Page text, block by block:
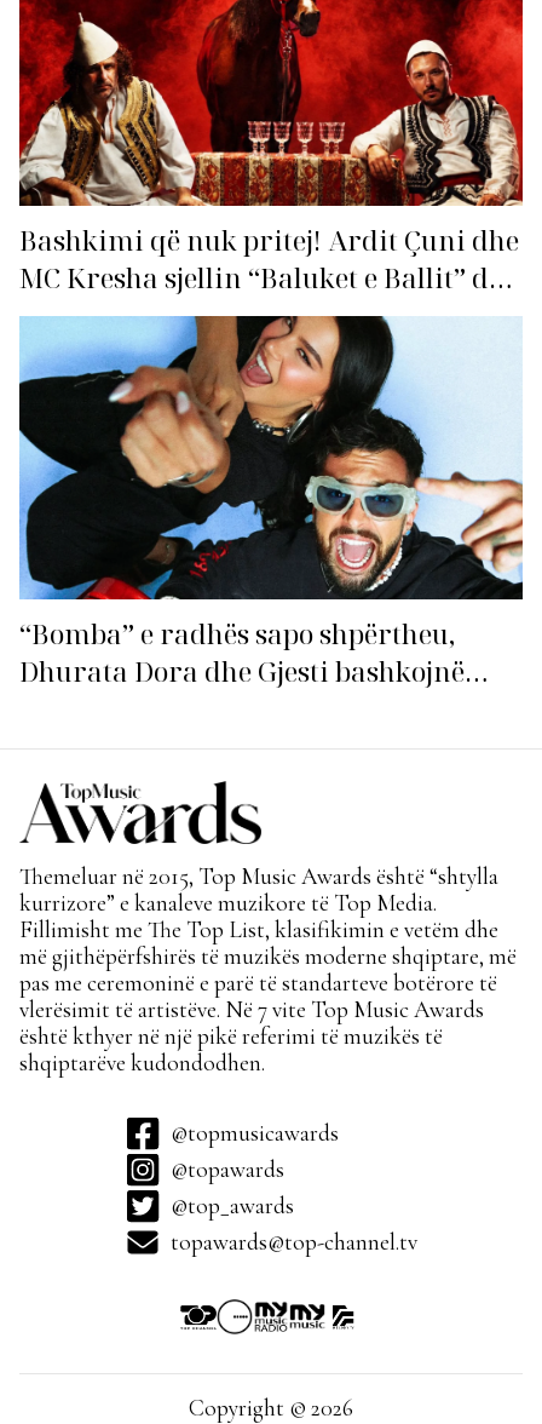
Bashkimi që nuk pritej! Ardit Çuni dhe
MC Kresha sjellin “Baluket e Ballit” dhe
ndezin rrjetin!
“Bomba” e radhës sapo shpërtheu,
Dhurata Dora dhe Gjesti bashkojnë
Themeluar në 2015, Top Music Awards është “shtylla
kurrizore” e kanaleve muzikore të Top Media.
Fillimisht me The Top List, klasifikimin e vetëm dhe
më gjithëpërfshirës të muzikës moderne shqiptare, më
pas me ceremoninë e parë të standarteve botërore të
vlerësimit të artistëve. Në 7 vite Top Music Awards
është kthyer në një pikë referimi të muzikës të
shqiptarëve kudondodhen.
@topmusicawards
@topawards
@top_awards
topawards@top-channel.tv
Copyright © 2026